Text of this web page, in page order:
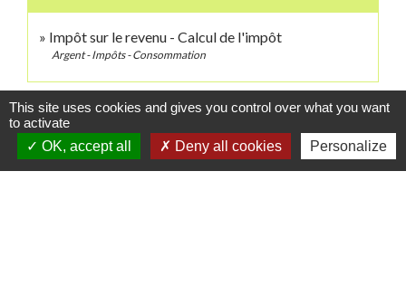
Impôt sur le revenu - Calcul de l'impôt
Argent - Impôts - Consommation
Pour en savoir plus
Site des impôts open_in_new
This site uses cookies and gives you control over what you want
to activate
OK, accept all
Deny all cookies Personalize